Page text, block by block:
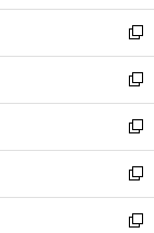
ウ
で
開
く
ン
ド
ウ
で
開
く
新
し
い
ウ
ィ
ン
ド
ウ
で
新
し
い
ウ
ィ
ン
ド
新
し
い
ウ
ィ
新
し
い
新